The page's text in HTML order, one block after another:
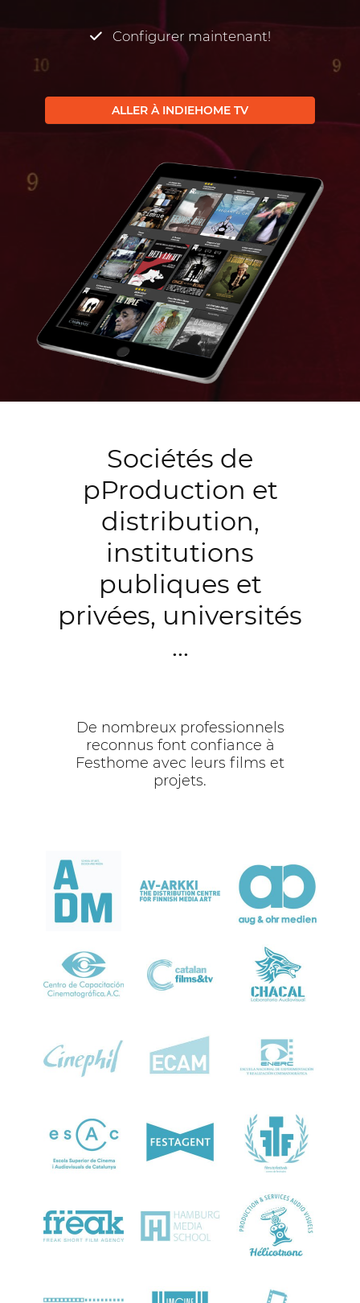
Configurer maintenant!
ALLER À INDIEHOME TV
Sociétés de
pProduction et
distribution,
institutions
publiques et
privées, universités
...
De nombreux professionnels
reconnus font confiance à
Festhome avec leurs films et
projets.